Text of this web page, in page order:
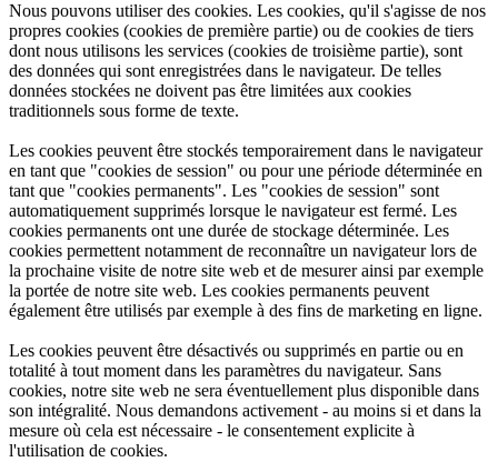
Nous pouvons utiliser des cookies. Les cookies, qu'il s'agisse de nos
propres cookies (cookies de première partie) ou de cookies de tiers
dont nous utilisons les services (cookies de troisième partie), sont
des données qui sont enregistrées dans le navigateur. De telles
données stockées ne doivent pas être limitées aux cookies
traditionnels sous forme de texte.
Les cookies peuvent être stockés temporairement dans le navigateur
en tant que "cookies de session" ou pour une période déterminée en
tant que "cookies permanents". Les "cookies de session" sont
automatiquement supprimés lorsque le navigateur est fermé. Les
cookies permanents ont une durée de stockage déterminée. Les
cookies permettent notamment de reconnaître un navigateur lors de
la prochaine visite de notre site web et de mesurer ainsi par exemple
la portée de notre site web. Les cookies permanents peuvent
également être utilisés par exemple à des fins de marketing en ligne.
Les cookies peuvent être désactivés ou supprimés en partie ou en
totalité à tout moment dans les paramètres du navigateur. Sans
cookies, notre site web ne sera éventuellement plus disponible dans
son intégralité. Nous demandons activement - au moins si et dans la
mesure où cela est nécessaire - le consentement explicite à
l'utilisation de cookies.